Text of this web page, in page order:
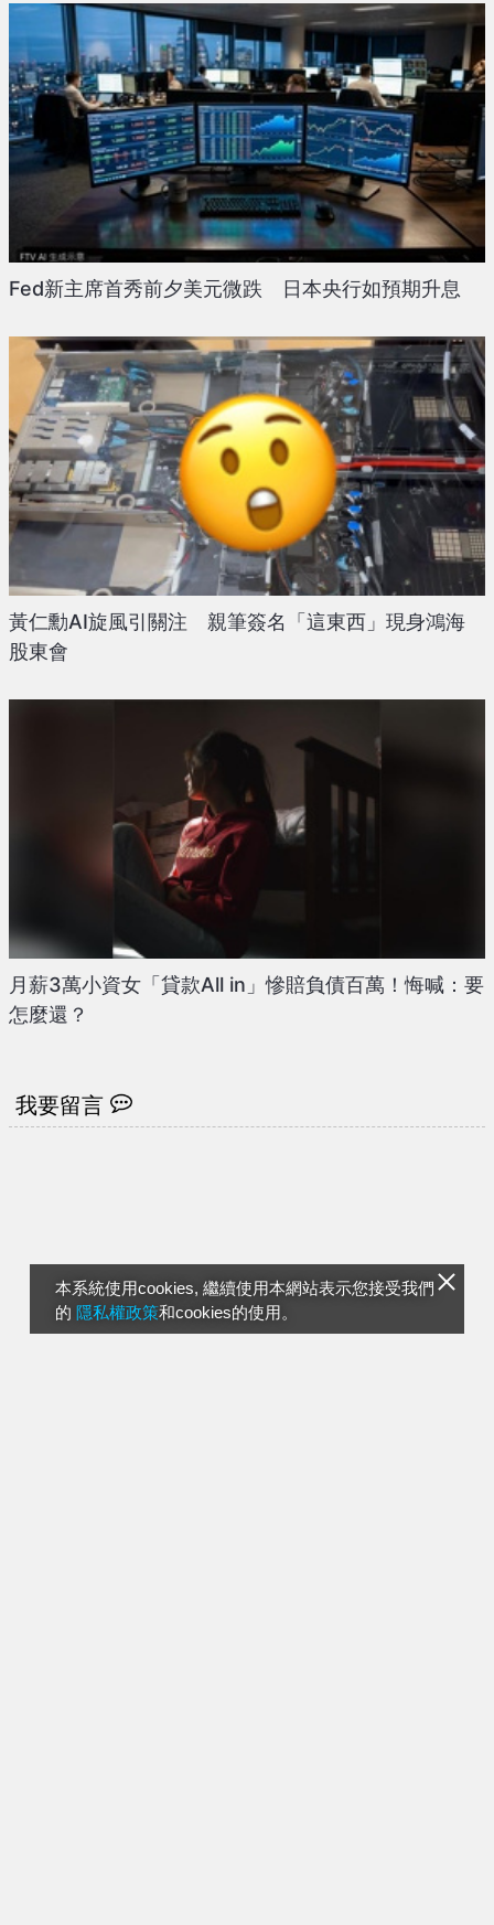
本系統使用cookies, 繼續使用本網站表示您接受我們
的 隱私權政策和cookies的使用。
Fed新主席首秀前夕美元微跌 日本央行如預期升息
黃仁勳AI旋風引關注 親筆簽名「這東西」現身鴻海
股東會
月薪3萬小資女「貸款All in」慘賠負債百萬！悔喊：要
怎麼還？
我要留言